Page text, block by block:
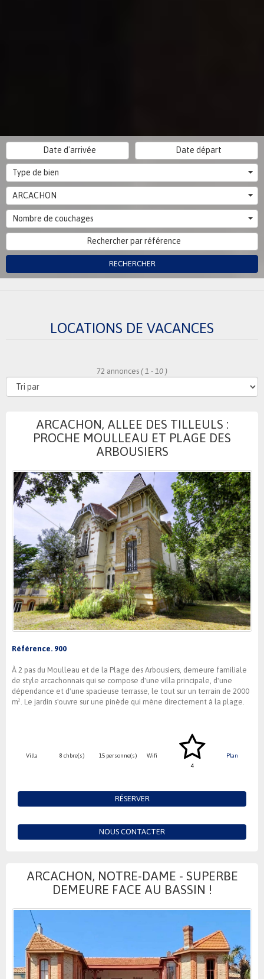
Type de bien
ARCACHON
Nombre de couchages
RECHERCHER
LOCATIONS DE VACANCES
72 annonces ( 1 - 10 )
ARCACHON, ALLEE DES TILLEULS :
PROCHE MOULLEAU ET PLAGE DES
ARBOUSIERS
Référence. 900
À 2 pas du Moulleau et de la Plage des Arbousiers, demeure familiale
de style arcachonnais qui se compose d'une villa principale, d'une
dépendance et d'une spacieuse terrasse, le tout sur un terrain de 2000
m². Le jardin s'ouvre sur une pinède qui mène directement à la plage.
Villa 8 chbre(s) 15 personne(s)
Wifi
4
Plan
RÉSERVER
NOUS CONTACTER
ARCACHON, NOTRE-DAME - SUPERBE
DEMEURE FACE AU BASSIN !